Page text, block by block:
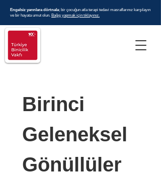
Engelsiz yarınlara dörtnala; bir çocuğun atla terapi tedavi masraflarınız karşılayın
ve bir hayata umut olun. Bağış yapmak için tıklayınız.
Birinci
Geleneksel
Gönüllüler